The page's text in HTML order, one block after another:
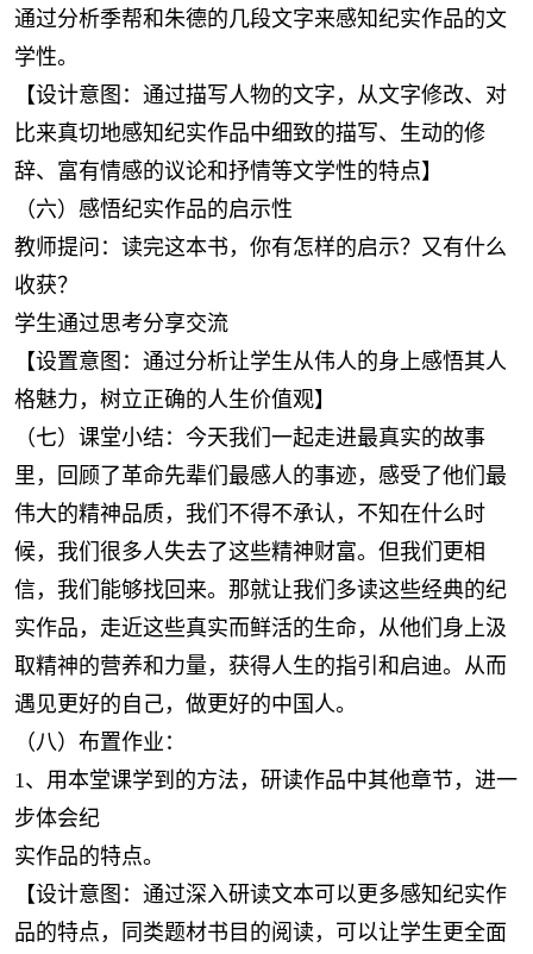
通过分析季帮和朱德的几段文字来感知纪实作品的文
学性。
【设计意图：通过描写人物的文字，从文字修改、对
比来真切地感知纪实作品中细致的描写、生动的修
辞、富有情感的议论和抒情等文学性的特点】
（六）感悟纪实作品的启示性
教师提问：读完这本书，你有怎样的启示？又有什么
收获？
学生通过思考分享交流
【设置意图：通过分析让学生从伟人的身上感悟其人
格魅力，树立正确的人生价值观】
（七）课堂小结：今天我们一起走进最真实的故事
里，回顾了革命先辈们最感人的事迹，感受了他们最
伟大的精神品质，我们不得不承认，不知在什么时
候，我们很多人失去了这些精神财富。但我们更相
信，我们能够找回来。那就让我们多读这些经典的纪
实作品，走近这些真实而鲜活的生命，从他们身上汲
取精神的营养和力量，获得人生的指引和启迪。从而
遇见更好的自己，做更好的中国人。
（八）布置作业：
1、用本堂课学到的方法，研读作品中其他章节，进一
步体会纪
实作品的特点。
【设计意图：通过深入研读文本可以更多感知纪实作
品的特点，同类题材书目的阅读，可以让学生更全面